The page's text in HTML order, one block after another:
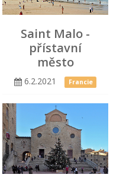
Saint Malo -
přístavní
město
6.2.2021 Francie